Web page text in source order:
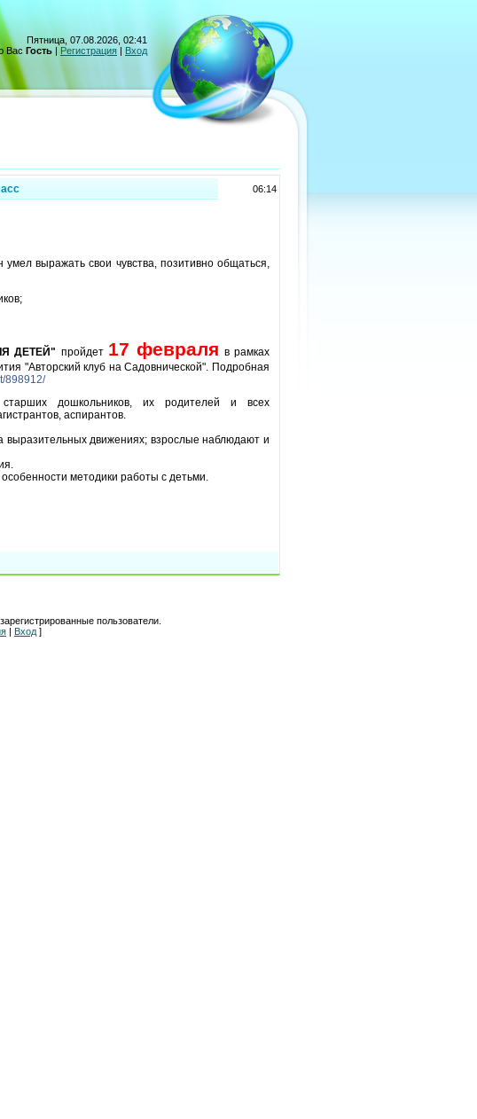
Пятница, 07.08.2026, 02:41
Вас Гость | Регистрация | Вход
06:14
выражать свои чувства, позитивно общаться,
ДЕТЕЙ" пройдет 17 февраля в рамках
"Авторский клуб на Садовнической". Подробная
898912/
дошкольников, их родителей и всех
аспирантов.
выразительных движениях; взрослые наблюдают и
методики работы с детьми.
пользователи.
| Вход ]